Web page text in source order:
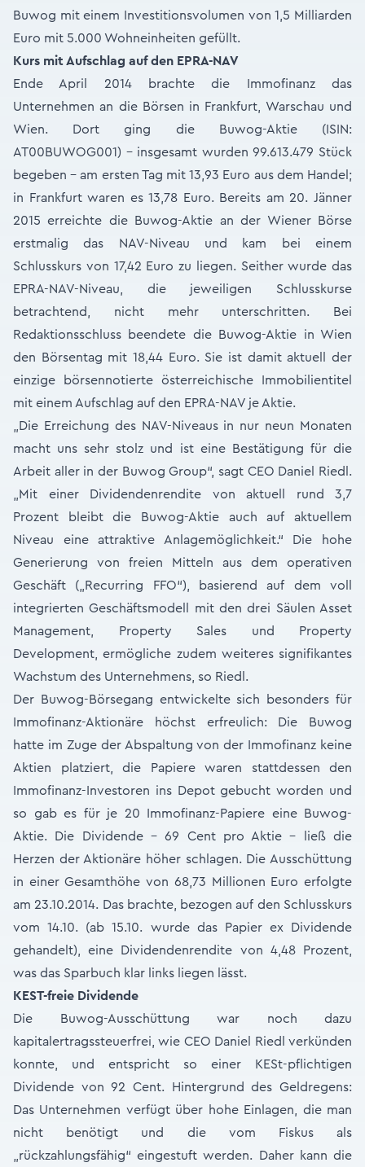
Buwog mit einem Investitionsvolumen von 1,5 Milliarden
Euro mit 5.000 Wohneinheiten gefüllt.
Kurs mit Aufschlag auf den EPRA-NAV
Ende April 2014 brachte die Immofinanz das
Unternehmen an die Börsen in Frankfurt, Warschau und
Wien. Dort ging die Buwog-Aktie (ISIN:
AT00BUWOG001) – insgesamt wurden 99.613.479 Stück
begeben - am ersten Tag mit 13,93 Euro aus dem Handel;
in Frankfurt waren es 13,78 Euro. Bereits am 20. Jänner
2015 erreichte die Buwog-Aktie an der Wiener Börse
erstmalig das NAV-Niveau und kam bei einem
Schlusskurs von 17,42 Euro zu liegen. Seither wurde das
EPRA-NAV-Niveau, die jeweiligen Schlusskurse
betrachtend, nicht mehr unterschritten. Bei
Redaktionsschluss beendete die Buwog-Aktie in Wien
den Börsentag mit 18,44 Euro. Sie ist damit aktuell der
einzige börsennotierte österreichische Immobilientitel
mit einem Aufschlag auf den EPRA-NAV je Aktie.
„Die Erreichung des NAV-Niveaus in nur neun Monaten
macht uns sehr stolz und ist eine Bestätigung für die
Arbeit aller in der Buwog Group“, sagt CEO Daniel Riedl.
„Mit einer Dividendenrendite von aktuell rund 3,7
Prozent bleibt die Buwog-Aktie auch auf aktuellem
Niveau eine attraktive Anlagemöglichkeit.“ Die hohe
Generierung von freien Mitteln aus dem operativen
Geschäft („Recurring FFO“), basierend auf dem voll
integrierten Geschäftsmodell mit den drei Säulen Asset
Management, Property Sales und Property
Development, ermögliche zudem weiteres signifikantes
Wachstum des Unternehmens, so Riedl.
Der Buwog-Börsegang entwickelte sich besonders für
Immofinanz-Aktionäre höchst erfreulich: Die Buwog
hatte im Zuge der Abspaltung von der Immofinanz keine
Aktien platziert, die Papiere waren stattdessen den
Immofinanz-Investoren ins Depot gebucht worden und
so gab es für je 20 Immofinanz-Papiere eine Buwog-
Aktie. Die Dividende - 69 Cent pro Aktie - ließ die
Herzen der Aktionäre höher schlagen. Die Ausschüttung
in einer Gesamthöhe von 68,73 Millionen Euro erfolgte
am 23.10.2014. Das brachte, bezogen auf den Schlusskurs
vom 14.10. (ab 15.10. wurde das Papier ex Dividende
gehandelt), eine Dividendenrendite von 4,48 Prozent,
was das Sparbuch klar links liegen lässt.
KEST-freie Dividende
Die Buwog-Ausschüttung war noch dazu
kapitalertragssteuerfrei, wie CEO Daniel Riedl verkünden
konnte, und entspricht so einer KESt-pflichtigen
Dividende von 92 Cent. Hintergrund des Geldregens:
Das Unternehmen verfügt über hohe Einlagen, die man
nicht benötigt und die vom Fiskus als
„rückzahlungsfähig“ eingestuft werden. Daher kann die